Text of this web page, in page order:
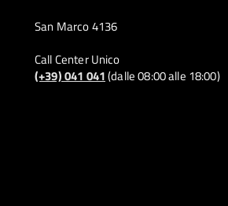
San Marco 4136
Call Center Unico
(+39) 041 041(dalle 08:00 alle 18:00)